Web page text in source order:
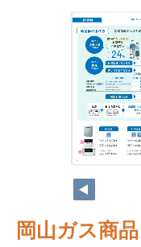
岡山ガス商